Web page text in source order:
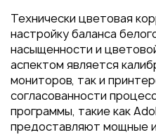
Технически цветовая
настройку баланса
насыщенности и
аспектом является
мониторов, так и
согласованности
программы, такие как
предоставляют мощные